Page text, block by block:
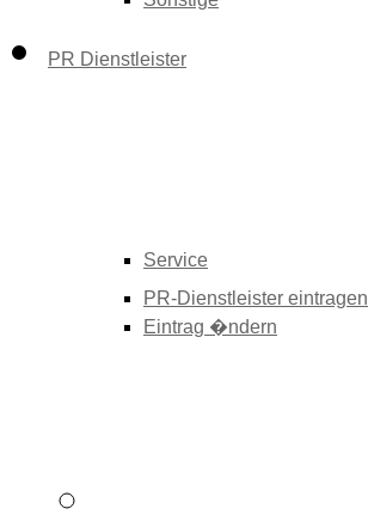
PR Dienstleister
Service
PR-Dienstleister eintragen
Eintrag �ndern